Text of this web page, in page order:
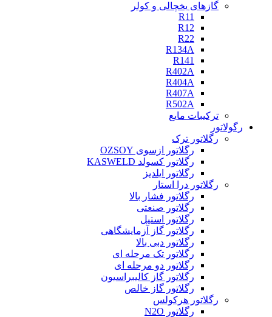
گازهای یخچالی و کولر
R11
R12
R22
R134A
R141
R402A
R404A
R407A
R502A
ترکیبات مایع
رگولاتور
رگلاتور ترک
رگلاتور ازسوی OZSOY
رگلاتور کسولد KASWELD
رگلاتور ایلدیز
رگلاتور درا استار
رگلاتور فشار بالا
رگلاتور صنعتی
رگلاتور استیل
رگلاتور گاز آزمایشگاهی
رگلاتور دبی بالا
رگلاتور تک مرحله ای
رگلاتور دو مرحله ای
رگلاتور گاز کالیبراسیون
رگلاتور گاز خالص
رگلاتور هرکولس
رگلاتور N2O